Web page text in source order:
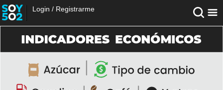
Login / Registrarme